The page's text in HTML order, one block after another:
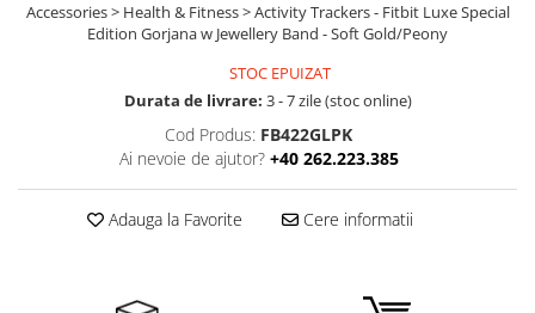
Accessories > Health & Fitness > Activity Trackers - Fitbit Luxe Special
Edition Gorjana w Jewellery Band - Soft Gold/Peony
STOC EPUIZAT
Durata de livrare: 3 - 7 zile (stoc online)
Cod Produs: FB422GLPK
Ai nevoie de ajutor? +40 262.223.385
Adauga la Favorite Cere informatii